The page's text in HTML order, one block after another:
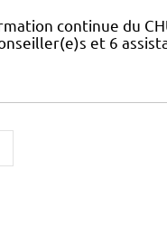
continue du
et 6